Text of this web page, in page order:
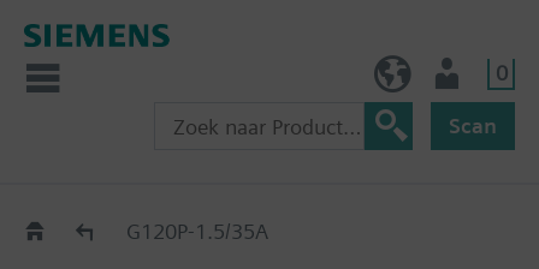
0
Scan
G120P..5AG120P-1.5/35A